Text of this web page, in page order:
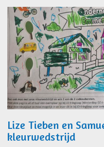
Lize Tieben en
kleurwedstrijd